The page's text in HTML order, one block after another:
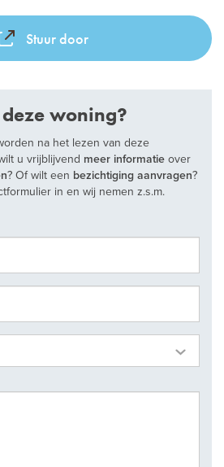
Stuur door
woning?
na het lezen van deze
u vrijblijvend meer informatie over
? Of wilt een bezichtiging aanvragen?
in en wij nemen z.s.m.